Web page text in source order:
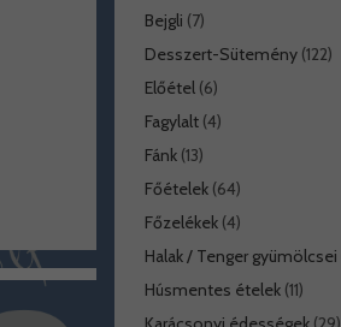
Bejgli (7)
Desszert-Sütemény(122)
Előétel(6)
Fagylalt(4)
Fánk(13)
Főételek(64)
Főzelékek(4)
Halak / Tenger gyümölcsei
Húsmentes ételek(11)